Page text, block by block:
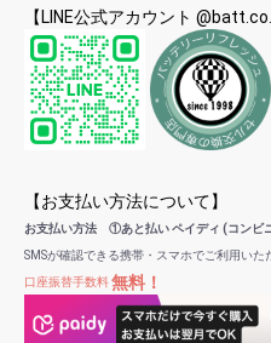
【LINE公式アカウント
【お支払い方法について】
お支払い方法 ①あと払い ペイディ (コンビ
SMSが確認できる携帯・スマホでご利用いた
口座振替手数料無料！